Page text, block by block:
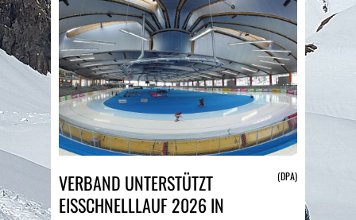
VERBAND UNTERSTÜTZT
EISSCHNELLLAUF 2026 IN
(DPA)